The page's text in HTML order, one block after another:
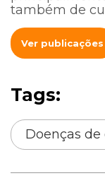
também de
Ver publicações
Tags:
Doenças de